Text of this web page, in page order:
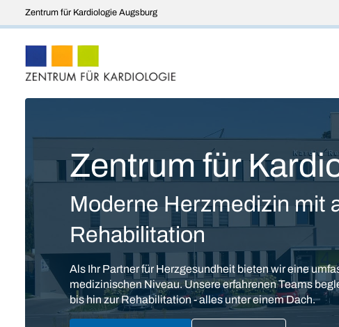
Zentrum für Kardiologie Augsburg
Zentrum für
Moderne Herzmedizin mit
Rehabilitation
Als Ihr Partner für Herzgesundheit bieten wir eine
medizinischen Niveau. Unsere erfahrenen Teams
bis hin zur Rehabilitation - alles unter einem Dach.